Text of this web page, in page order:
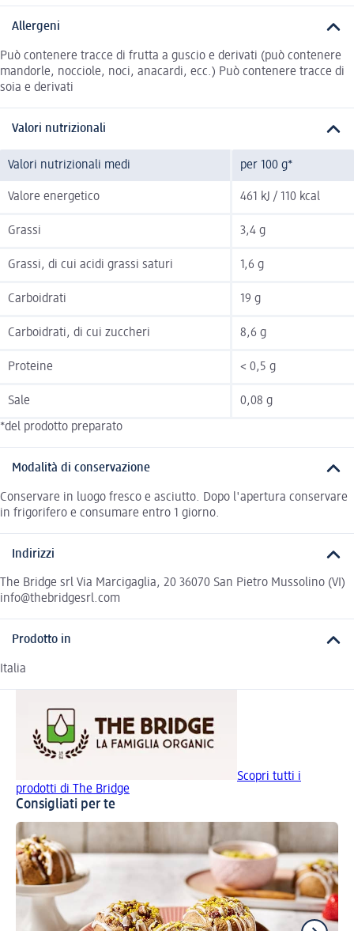
Allergeni
Può contenere tracce di frutta a guscio e derivati (può contenere
mandorle, nocciole, noci, anacardi, ecc.) Può contenere tracce di
soia e derivati
Valori nutrizionali
Valori nutrizionali medi per 100 g*
Valore energetico 461 kJ / 110 kcal
Grassi 3,4 g
Grassi, di cui acidi grassi saturi 1,6 g
Carboidrati 19 g
Carboidrati, di cui zuccheri 8,6 g
Proteine < 0,5 g
Sale 0,08 g
*del prodotto preparato
Modalità di conservazione
Conservare in luogo fresco e asciutto. Dopo l'apertura conservare
in frigorifero e consumare entro 1 giorno.
Indirizzi
The Bridge srl Via Marcigaglia, 20 36070 San Pietro Mussolino (VI)
info@thebridgesrl.com
Prodotto in
Italia
Scopri tutti i
prodotti di The Bridge
Consigliati per te